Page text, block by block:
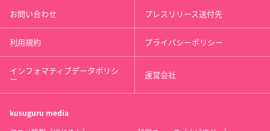
お問い合わせ プレスリリース送付先
利用規約 プライバシーポリシー
インフォマティブデータポリシ
ー 運営会社
kusuguru media